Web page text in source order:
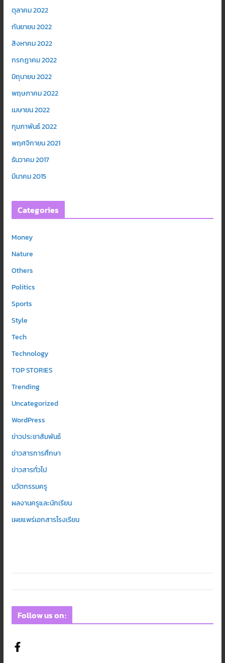
ตุลาคม 2022
กันยายน 2022
สิงหาคม 2022
กรกฎาคม 2022
มิถุนายน 2022
พฤษภาคม 2022
เมษายน 2022
กุมภาพันธ์ 2022
พฤศจิกายน 2021
ธันวาคม 2017
มีนาคม 2015
Categories
Money
Nature
Others
Politics
Sports
Style
Tech
Technology
TOP STORIES
Trending
Uncategorized
WordPress
ข่าวประชาสัมพันธ์
ข่าวสารการศึกษา
ข่าวสารทั่วไป
นวัตกรรมครู
ผลงานครูและนักเรียน
เผยแพร่เอกสารโรงเรียน
Follow us on: